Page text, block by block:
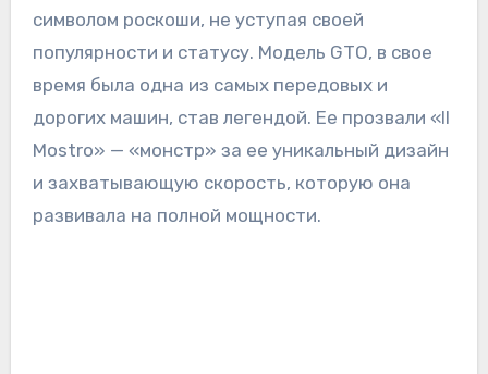
символом роскоши, не уступая своей
популярности и статусу. Модель GTO, в свое
время была одна из самых передовых и
дорогих машин, став легендой. Ее прозвали «Il
Mostro» — «монстр» за ее уникальный дизайн
и захватывающую скорость, которую она
развивала на полной мощности.